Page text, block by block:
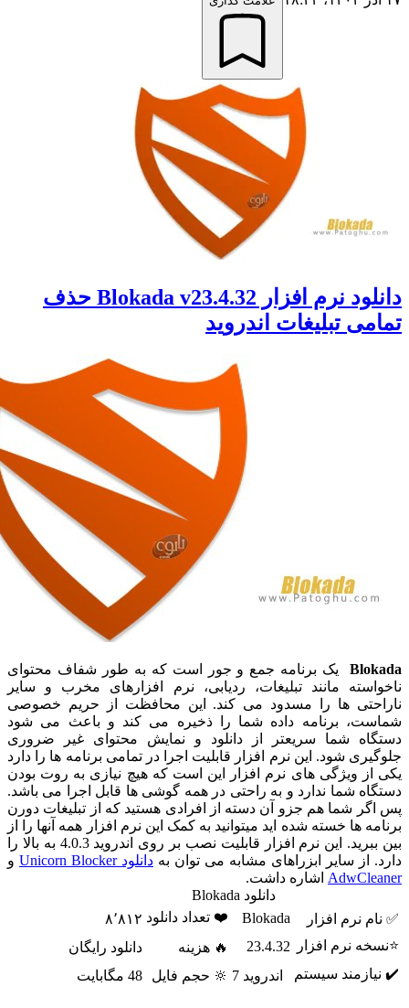
دانلود نرم افزار Blokada v23.4.32 حذف
تبلیغات اندروید
یک برنامه جمع و جور است که به طور شفاف محتوای
مانند تبلیغات، ردیابی، نرم افزارهای مخرب و سایر
ها را مسدود می کند. این محافظت از حریم خصوصی
برنامه داده شما را ذخیره می کند و باعث می شود
شما سریعتر از دانلود و نمایش محتوای غیر ضروری
شود. این نرم افزار قابلیت اجرا در تمامی برنامه ها را دارد
ویژگی های نرم افزار این است که هیچ نیازی به روت بودن
شما ندارد و به راحتی در همه گوشی ها قابل اجرا می باشد.
شما هم جزو آن دسته از افرادی هستید که از تبلیغات دورن
ها خسته شده اید میتوانید به کمک این نرم افزار همه آنها را از
بین ببرید. این نرم افزار قابلیت نصب بر روی اندروید 4.0.3 به بالا را
سایر ابزراهای مشابه می توان بهدانلود Unicorn Blocker
و
اشاره داشت.
نرم افزار
Blokada ❤️ تعداد دانلود ۸٬۸۱۲
نرم افزار
23.4.32 🔥 هزینه
دانلود رایگان
سیستم
اندروید 7 🔆 حجم فایل 48 مگابایت